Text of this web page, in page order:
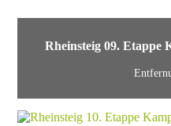
Rheinsteig 09. Etappe